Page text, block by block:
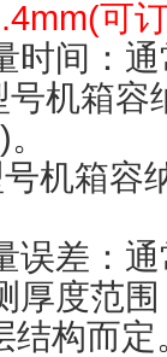
可
时间：
号机箱容
机箱容
误差：
厚度范
结构而定